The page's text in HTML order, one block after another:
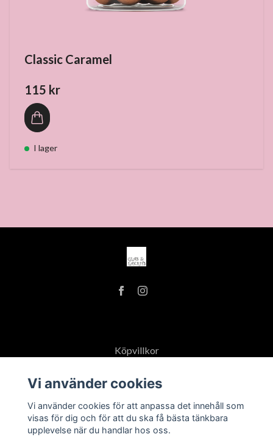
Classic Caramel
115 kr
I lager
Köpvillkor
Vi använder cookies
Vi använder cookies för att anpassa det innehåll som
visas för dig och för att du ska få bästa tänkbara
upplevelse när du handlar hos oss.